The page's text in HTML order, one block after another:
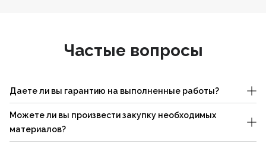
Частые вопросы
Даете ли вы гарантию на выполненные работы?
Можете ли вы произвести закупку необходимых
материалов?